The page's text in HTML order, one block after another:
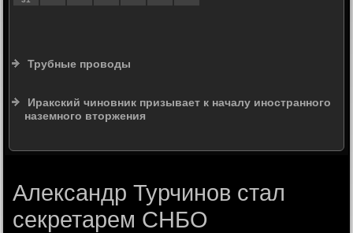
Трубные проводы
Иракский чиновник призывает к началу иностранного
наземного вторжения
Александр Турчинов стал
секретарем СНБО